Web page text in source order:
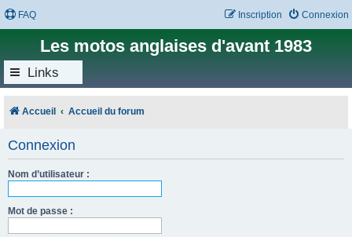
FAQ Connexion
Inscription
Les motos anglaises d'avant 1983
Links
Accueil Accueil du forum
Connexion
Nom d’utilisateur :
Mot de passe :